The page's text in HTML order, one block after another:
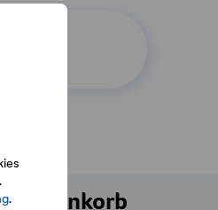
. Warenkorb